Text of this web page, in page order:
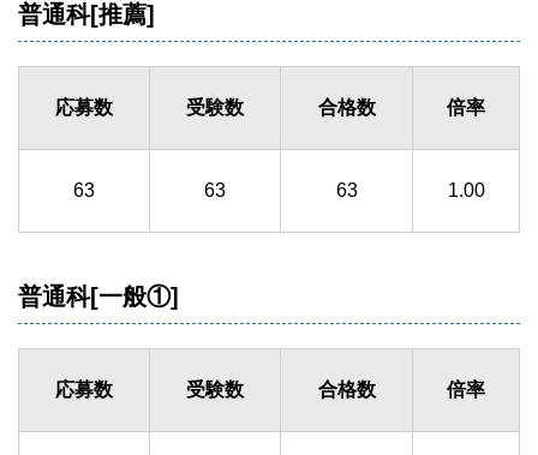
普通科[推薦]
応募数 受験数 合格数 倍率
63 63 63 1.00
普通科[一般①]
応募数 受験数 合格数 倍率